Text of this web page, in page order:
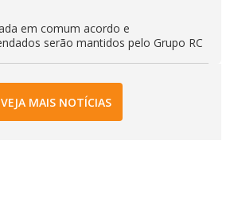
em comum acordo e
serão mantidos pelo Grupo RC
VEJA MAIS NOTÍCIAS